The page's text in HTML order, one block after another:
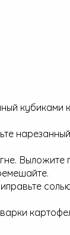
кубиками
Выложите